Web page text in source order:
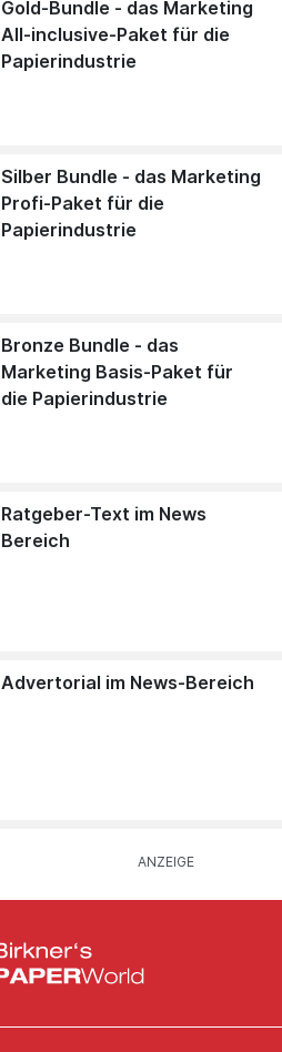
Gold-Bundle - das Marketing
All-inclusive-Paket für die
Papierindustrie
Silber Bundle - das Marketing
Profi-Paket für die
Papierindustrie
Bronze Bundle - das
Marketing Basis-Paket für
die Papierindustrie
Ratgeber-Text im News
Bereich
Advertorial im News-Bereich